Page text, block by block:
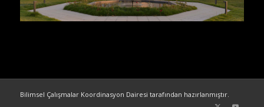
Bilimsel Çalışmalar Koordinasyon Dairesi tarafından hazırlanmıştır.